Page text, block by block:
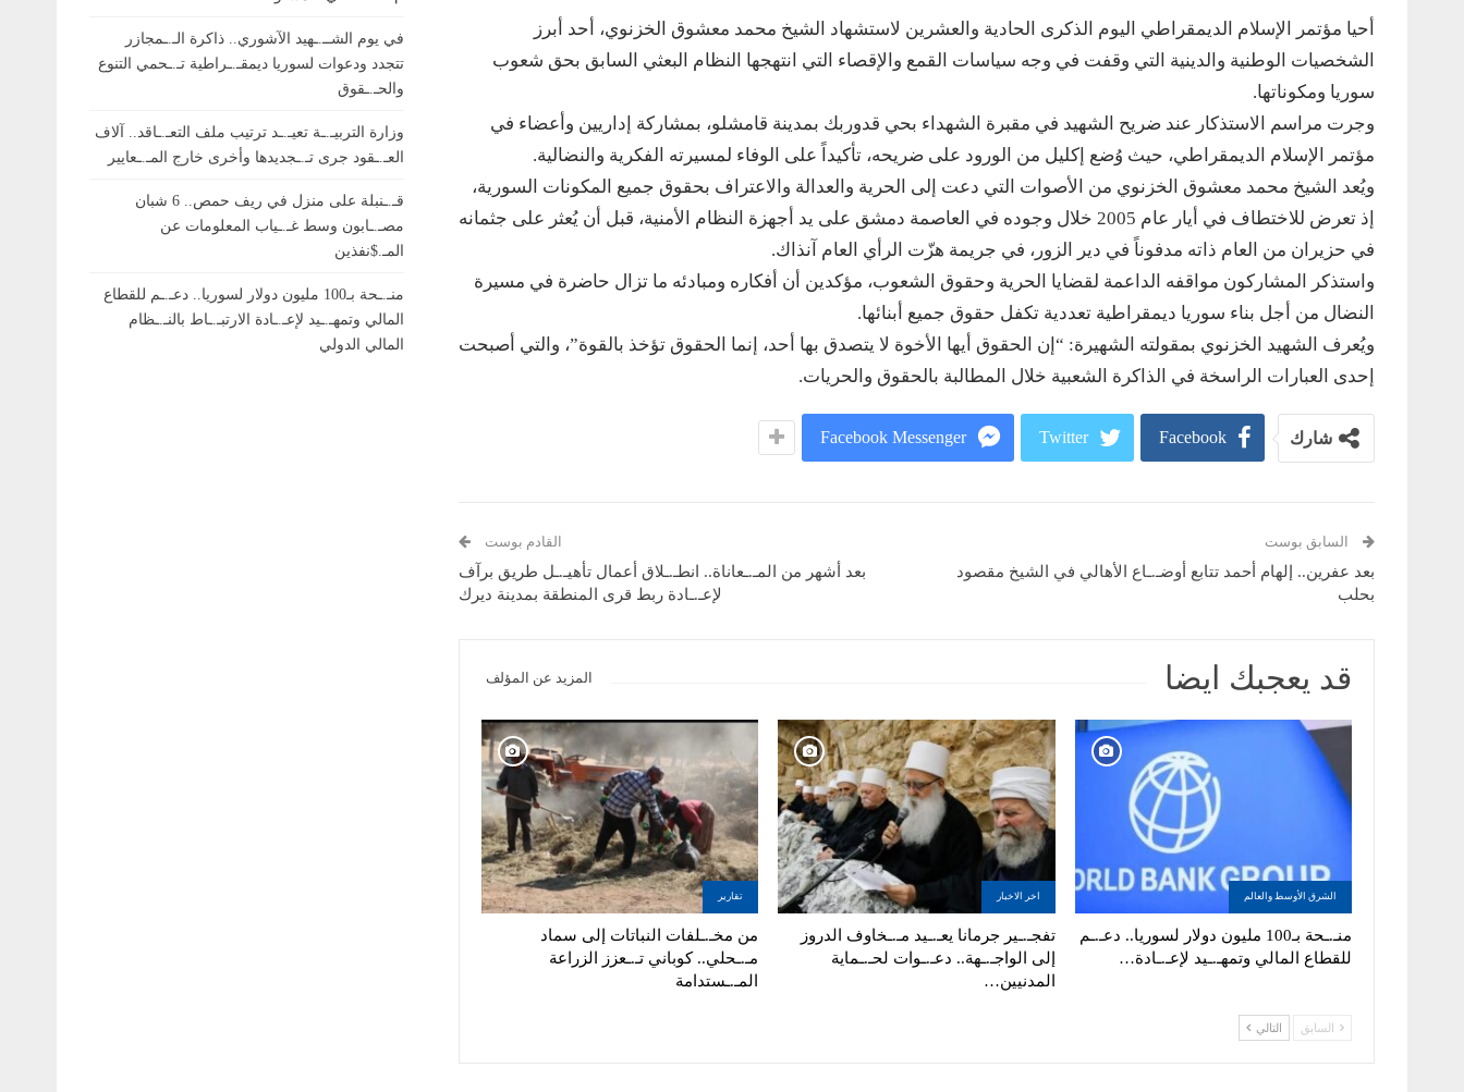
أحيا مؤتمر الإسلام الديمقراطي اليوم الذكرى الحادية والعشرين لاستشهاد الشيخ محمد معشوق الخزنوي، أحد أبرز
الشخصيات الوطنية والدينية التي وقفت في وجه سياسات القمع والإقصاء التي انتهجها النظام البعثي السابق بحق شعوب
سوريا ومكوناتها.
وجرت مراسم الاستذكار عند ضريح الشهيد في مقبرة الشهداء بحي قدوربك بمدينة قامشلو، بمشاركة إداريين وأعضاء في
مؤتمر الإسلام الديمقراطي، حيث وُضع إكليل من الورود على ضريحه، تأكيداً على الوفاء لمسيرته الفكرية والنضالية.
ويُعد الشيخ محمد معشوق الخزنوي من الأصوات التي دعت إلى الحرية والعدالة والاعتراف بحقوق جميع المكونات السورية،
إذ تعرض للاختطاف في أيار عام 2005 خلال وجوده في العاصمة دمشق على يد أجهزة النظام الأمنية، قبل أن يُعثر على جثمانه
في حزيران من العام ذاته مدفوناً في دير الزور، في جريمة هزّت الرأي العام آنذاك.
واستذكر المشاركون مواقفه الداعمة لقضايا الحرية وحقوق الشعوب، مؤكدين أن أفكاره ومبادئه ما تزال حاضرة في مسيرة
النضال من أجل بناء سوريا ديمقراطية تعددية تكفل حقوق جميع أبنائها.
ويُعرف الشهيد الخزنوي بمقولته الشهيرة: “إن الحقوق أيها الأخوة لا يتصدق بها أحد، إنما الحقوق تؤخذ بالقوة”، والتي أصبحت
إحدى العبارات الراسخة في الذاكرة الشعبية خلال المطالبة بالحقوق والحريات.
شارك Facebook
Twitter
Facebook Messenger
السابق بوست
بعد عفرين.. إلهام أحمد تتابع أوضـ.ـاع الأهالي في الشيخ مقصود
بحلب
القادم بوست
بعد أشهر من المـ.ـعاناة.. انطـ.ـلاق أعمال تأهيـ.ـل طريق برآف
لإعـ.ـادة ربط قرى المنطقة بمدينة ديرك
قد يعجبك ايضا المزيد عن المؤلف
الشرق الأوسط والعالم
منـ.ـحة بـ100 مليون دولار لسوريا.. دعـ.ـم
للقطاع المالي وتمهـ.ـيد لإعـ.ـادة…
اخر الاخبار
تفجـ.ـير جرمانا يعـ.ـيد مـ.ـخاوف الدروز
إلى الواجـ.ـهة.. دعـ.ـوات لحـ.ـماية
المدنيين…
تقارير
من مخـ.ـلفات النباتات إلى سماد
مـ.ـحلي.. كوباني تـ.ـعزز الزراعة
المـ.ـستدامة
السابق التالي
في يوم الشــ.ـهيد الآشوري.. ذاكرة الـ.ـمجازر
تتجدد ودعوات لسوريا ديمقـ.ـراطية تـ.ـحمي التنوع
والحـ.ـقوق
وزارة التربيـ.ـة تعيـ.ـد ترتيب ملف التعـ.ـاقد.. آلاف
العـ.ـقود جرى تـ.ـجديدها وأخرى خارج المـ.ـعايير
قـ.ـنبلة على منزل في ريف حمص.. 6 شبان
مصـ.ـابون وسط غـ.ـياب المعلومات عن
المـ.$نفذين
منـ.ـحة بـ100 مليون دولار لسوريا.. دعـ.ـم للقطاع
المالي وتمهـ.ـيد لإعـ.ـادة الارتبـ.ـاط بالنـ.ـظام
المالي الدولي